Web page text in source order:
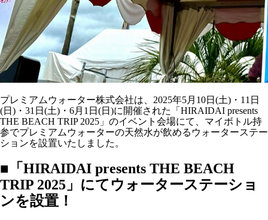
プレミアムウォーター株式会社は、2025年5月10日(土)・11日
(日)・31日(土)・6月1日(日)に開催された「HIRAIDAI presents
THE BEACH TRIP 2025」のイベント会場にて、マイボトル持
参でプレミアムウォーターの天然水が飲めるウォーターステー
ションを設置いたしました。
■「HIRAIDAI presents THE BEACH
TRIP 2025」にてウォーターステーショ
ンを設置！